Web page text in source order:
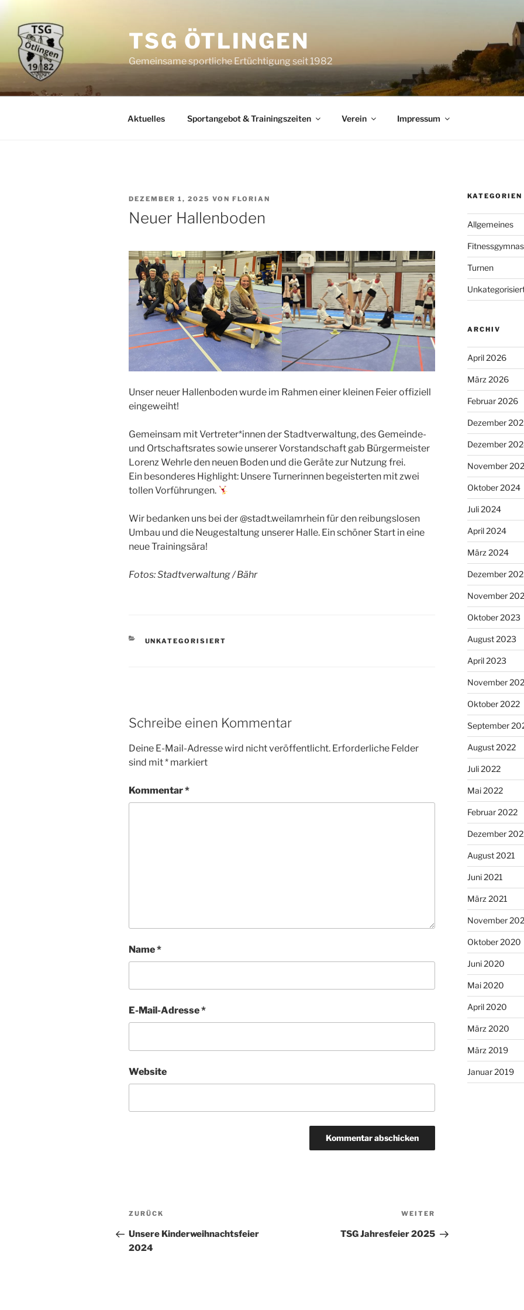
springen
TSG ÖTLINGEN
Gemeinsame sportliche Ertüchtigung seit 1982
Aktuelles Sportangebot & Trainingszeiten Verein Impressum
VERÖFFENTLICHT
AM
DEZEMBER 1, 2025 VON FLORIAN
Neuer Hallenboden
Unser neuer Hallenboden wurde im Rahmen einer kleinen Feier offiziell
eingeweiht!
Gemeinsam mit Vertreter*innen der Stadtverwaltung, des Gemeinde-
und Ortschaftsrates sowie unserer Vorstandschaft gab Bürgermeister
Lorenz Wehrle den neuen Boden und die Geräte zur Nutzung frei.
Ein besonderes Highlight: Unsere Turnerinnen begeisterten mit zwei
tollen Vorführungen.
Wir bedanken uns bei der @stadt.weilamrhein für den reibungslosen
Umbau und die Neugestaltung unserer Halle. Ein schöner Start in eine
neue Trainingsära!
Fotos: Stadtverwaltung / Bähr
KATEGORIEN
UNKATEGORISIERT
Schreibe einen Kommentar
Deine E-Mail-Adresse wird nicht veröffentlicht. Erforderliche Felder
sind mit* markiert
Kommentar*
Name*
E-Mail-Adresse*
Website
Beitragsnavigation
Vorheriger
ZURÜCK
Unsere Kinderweihnachtsfeier
2024
WEITER
TSG Jahresfeier 2025
KATEGORIEN
Allgemeines
Turnen
ARCHIV
April 2026
März 2026
Februar 2026
Dezember
Dezember
November
Oktober 2024
Juli 2024
April 2024
März 2024
Dezember
November
Oktober 2023
August 2023
April 2023
November
Oktober 2022
September
August 2022
Juli 2022
Mai 2022
Februar 2022
Dezember
August 2021
Juni 2021
März 2021
November
Oktober 2020
Juni 2020
Mai 2020
April 2020
März 2020
März 2019
Januar 2019